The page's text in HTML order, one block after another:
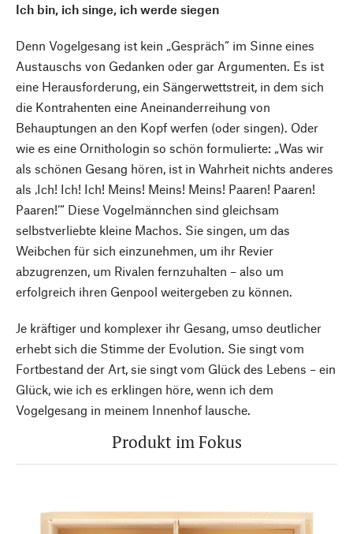
Ich bin, ich singe, ich werde siegen
Denn Vogelgesang ist kein „Gespräch“ im Sinne eines
Austauschs von Gedanken oder gar Argumenten. Es ist
eine Herausforderung, ein Sängerwettstreit, in dem sich
die Kontrahenten eine Aneinanderreihung von
Behauptungen an den Kopf werfen (oder singen). Oder
wie es eine Ornithologin so schön formulierte: „Was wir
als schönen Gesang hören, ist in Wahrheit nichts anderes
als ‚Ich! Ich! Ich! Meins! Meins! Meins! Paaren! Paaren!
Paaren!‘“ Diese Vogelmännchen sind gleichsam
selbstverliebte kleine Machos. Sie singen, um das
Weibchen für sich einzunehmen, um ihr Revier
abzugrenzen, um Rivalen fernzuhalten – also um
erfolgreich ihren Genpool weitergeben zu können.
Je kräftiger und komplexer ihr Gesang, umso deutlicher
erhebt sich die Stimme der Evolution. Sie singt vom
Fortbestand der Art, sie singt vom Glück des Lebens – ein
Glück, wie ich es erklingen höre, wenn ich dem
Vogelgesang in meinem Innenhof lausche.
Produkt im Fokus